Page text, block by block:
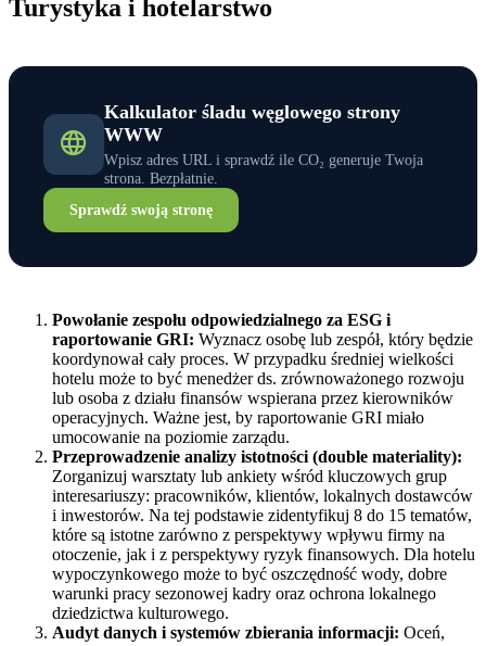
Turystyka i hotelarstwo
Kalkulator śladu węglowego strony
WWW
Wpisz adres URL i sprawdź ile CO₂ generuje Twoja
strona. Bezpłatnie.
Sprawdź swoją stronę
Powołanie zespołu odpowiedzialnego za ESG i
raportowanie GRI: Wyznacz osobę lub zespół, który będzie
koordynował cały proces. W przypadku średniej wielkości
hotelu może to być menedżer ds. zrównoważonego rozwoju
lub osoba z działu finansów wspierana przez kierowników
operacyjnych. Ważne jest, by raportowanie GRI miało
umocowanie na poziomie zarządu.
Przeprowadzenie analizy istotności (double materiality):
Zorganizuj warsztaty lub ankiety wśród kluczowych grup
interesariuszy: pracowników, klientów, lokalnych dostawców
i inwestorów. Na tej podstawie zidentyfikuj 8 do 15 tematów,
które są istotne zarówno z perspektywy wpływu firmy na
otoczenie, jak i z perspektywy ryzyk finansowych. Dla hotelu
wypoczynkowego może to być oszczędność wody, dobre
warunki pracy sezonowej kadry oraz ochrona lokalnego
dziedzictwa kulturowego.
Audyt danych i systemów zbierania informacji: Oceń,